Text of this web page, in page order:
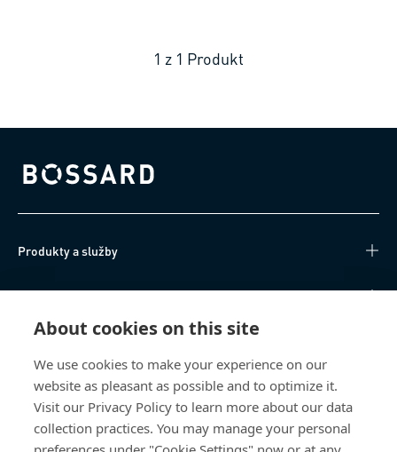
About cookies on this site
We use cookies to make your experience on our
website as pleasant as possible and to optimize it.
Visit our Privacy Policy to learn more about our data
collection practices. You may manage your personal
1 z 1 Produkt
Bossard homepage
Produkty a služby
Technické informace
O nás
Bossard Česká republika